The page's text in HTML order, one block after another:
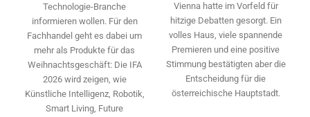
Technologie-­Branche
informieren wollen. Für den
Fachhandel geht es dabei um
mehr als Produkte für das
Weihnachtsgeschäft: Die IFA
2026 wird ­zeigen, wie
Künstliche Intelligenz, Robotik,
Smart Living, Future
Vienna hatte im Vorfeld für
hitzige Debatten gesorgt. Ein
volles Haus, viele spannende
Premieren und eine positive
Stimmung bestätigten aber die
Entscheidung für die
österreichische Hauptstadt.